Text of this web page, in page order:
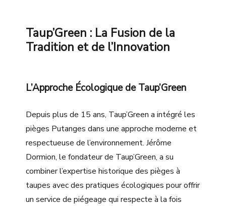
Taup’Green : La Fusion de la
Tradition et de l’Innovation
L’Approche Écologique de Taup’Green
Depuis plus de 15 ans, Taup’Green a intégré les
pièges Putanges dans une approche moderne et
respectueuse de l’environnement. Jérôme
Dormion, le fondateur de Taup’Green, a su
combiner l’expertise historique des pièges à
taupes avec des pratiques écologiques pour offrir
un service de piégeage qui respecte à la fois